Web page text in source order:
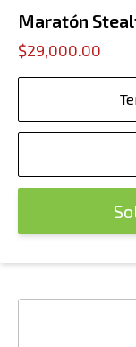
Maratón
$29,000.00